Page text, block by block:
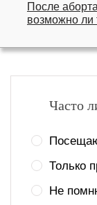
После
возможно ли
Часто
Только
Не